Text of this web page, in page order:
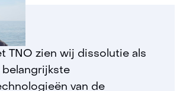
TNO zien wij dissolutie als
belangrijkste
van de